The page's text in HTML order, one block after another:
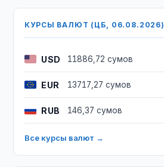
КУРСЫ ВАЛЮТ (ЦБ, 06.08.2026)
USD 11886,72 сумов
EUR 13717,27 сумов
RUB 146,37 сумов
Все курсы валют →